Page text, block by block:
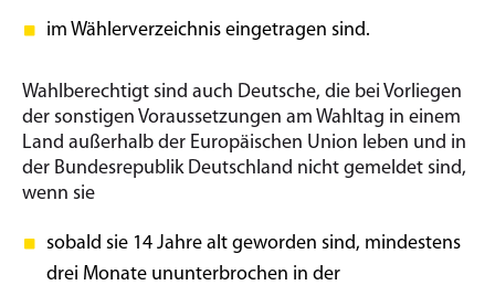
im Wählerverzeichnis eingetragen sind.
Wahlberechtigt sind auch Deutsche, die bei Vorliegen
der sonstigen Voraussetzungen am Wahltag in einem
Land außerhalb der Europäischen Union leben und in
der Bundesrepublik Deutschland nicht gemeldet sind,
wenn sie
sobald sie 14 Jahre alt geworden sind, mindestens
drei Monate ununterbrochen in der